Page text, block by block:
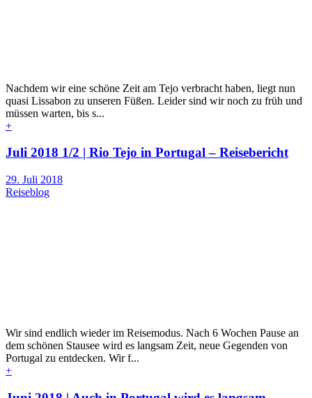
Nachdem wir eine schöne Zeit am Tejo verbracht haben, liegt nun
quasi Lissabon zu unseren Füßen. Leider sind wir noch zu früh und
müssen warten, bis s...
+
Juli 2018 1/2 | Rio Tejo in Portugal – Reisebericht
29. Juli 2018
Reiseblog
Wir sind endlich wieder im Reisemodus. Nach 6 Wochen Pause an
dem schönen Stausee wird es langsam Zeit, neue Gegenden von
Portugal zu entdecken. Wir f...
+